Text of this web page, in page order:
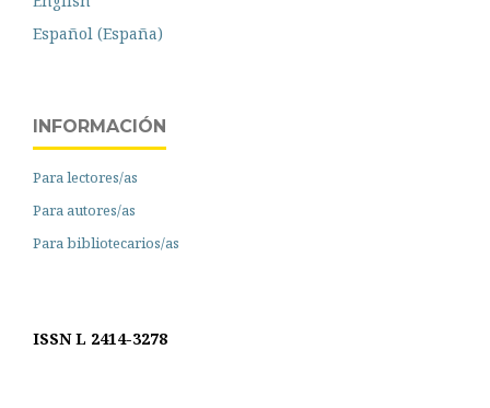
Español (España)
INFORMACIÓN
Para lectores/as
Para autores/as
Para bibliotecarios/as
ISSN L 2414-3278